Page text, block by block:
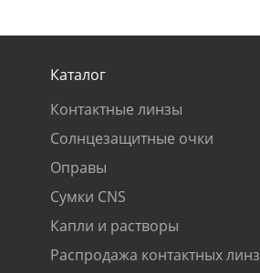
Каталог
Контактные линзы
Солнцезащитные очки
Оправы
Сумки CNS
Капли и растворы
Распродажа контактных линз